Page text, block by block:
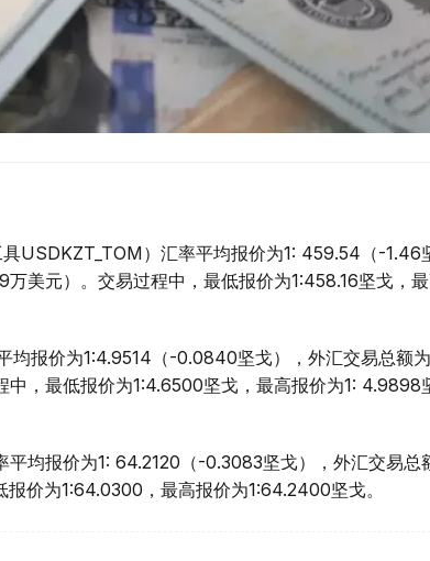
USDKZT_TOM）汇率平均报价为1: 459.54（-1.46
美元）。交易过程中，最低报价为1:458.16坚戈，
均报价为1:4.9514（-0.0840坚戈），外汇交易总额为
，最低报价为1:4.6500坚戈，最高报价为1: 4.9898
平均报价为1: 64.2120（-0.3083坚戈），外汇交易总
价为1:64.0300，最高报价为1:64.2400坚戈。